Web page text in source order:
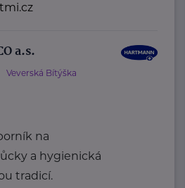
a.s.
Veverská Bítýška
na
a hygienická
tradicí.